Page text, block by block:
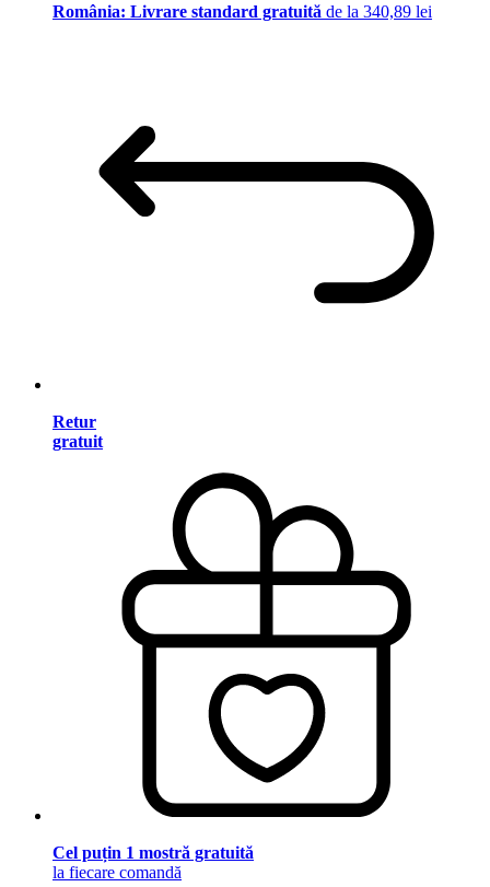
România: Livrare standard gratuită de la 340,89 lei
Retur
gratuit
Cel puțin 1 mostră gratuită
la fiecare comandă